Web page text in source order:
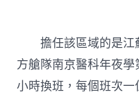
擔任該區域的是江
方艙隊南京醫科年夜
小時換班，每個班次